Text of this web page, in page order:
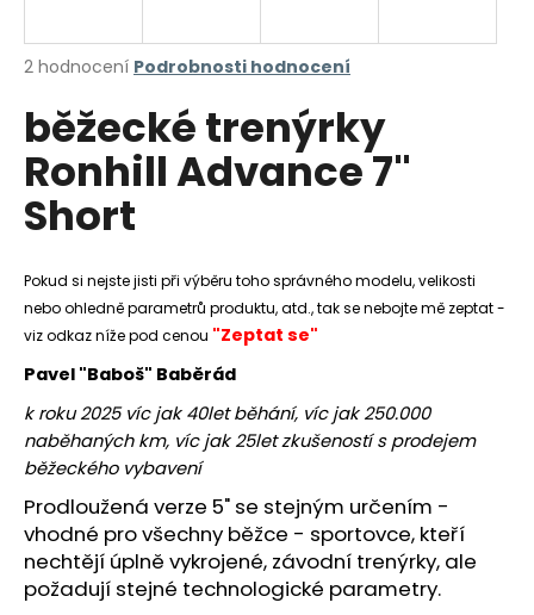
Průměrné
produktu
je
4,5
5
hvězdiček.
2 hodnocení Podrobnosti hodnocení
běžecké trenýrky
Ronhill Advance 7"
Short
Pokud si nejste jisti při výběru toho správného modelu, velikosti
nebo ohledně parametrů produktu, atd., tak se nebojte mě zeptat -
viz odkaz níže pod cenou "Zeptat se"
Pavel "Baboš" Baběrád
k roku 2025 víc jak 40let běhání, víc jak 250.000
naběhaných km, víc jak 25let zkušeností s prodejem
běžeckého vybavení
Prodloužená verze 5" se stejným určením -
vhodné pro všechny běžce - sportovce, kteří
nechtějí úplně vykrojené, závodní trenýrky, ale
požadují stejné technologické parametry.
j
t
?
HLEDAT
D
o
p
o
r
u
č
u
j